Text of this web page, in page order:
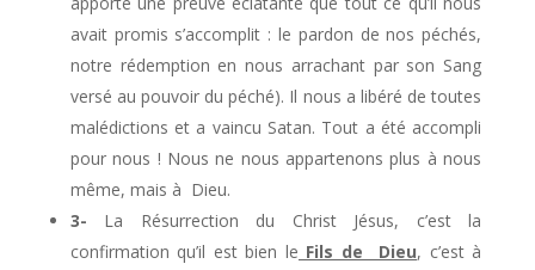
avait promis s’accomplit : le pardon de nos péchés,
notre rédemption en nous arrachant par son Sang
versé au pouvoir du péché). Il nous a libéré de toutes
malédictions et a vaincu Satan. Tout a été accompli
pour nous ! Nous ne nous appartenons plus à nous
même, mais à Dieu.
3- La Résurrection du Christ Jésus, c’est la
confirmation qu’il est bien le Fils de Dieu, c’est à